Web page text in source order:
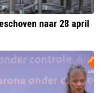
naar 28 april